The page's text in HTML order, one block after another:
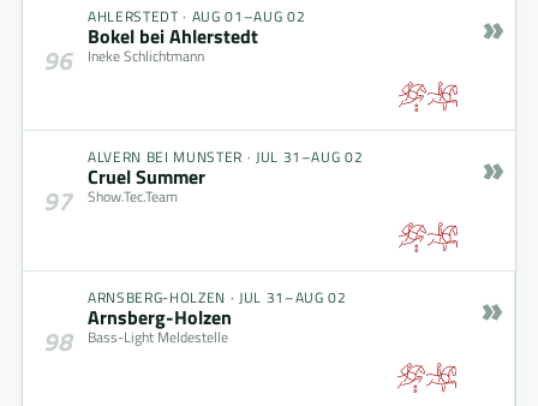
96
AHLERSTEDT · AUG 01–AUG 02
Bokel bei Ahlerstedt
Ineke Schlichtmann
»
97
ALVERN BEI MUNSTER · JUL 31–AUG 02
Cruel Summer
Show.Tec.Team
»
98
ARNSBERG-HOLZEN · JUL 31–AUG 02
Arnsberg-Holzen
Bass-Light Meldestelle
»